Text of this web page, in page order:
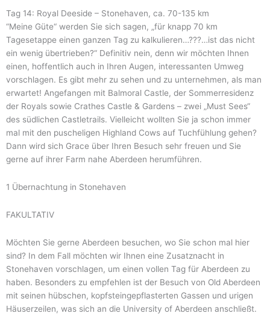
Tag 14: Royal Deeside – Stonehaven, ca. 70-135 km
“Meine Güte“ werden Sie sich sagen, „für knapp 70 km
Tagesetappe einen ganzen Tag zu kalkulieren…???…ist das nicht
ein wenig übertrieben?“ Definitiv nein, denn wir möchten Ihnen
einen, hoffentlich auch in Ihren Augen, interessanten Umweg
vorschlagen. Es gibt mehr zu sehen und zu unternehmen, als man
erwartet! Angefangen mit Balmoral Castle, der Sommerresidenz
der Royals sowie Crathes Castle & Gardens – zwei „Must Sees“
des südlichen Castletrails. Vielleicht wollten Sie ja schon immer
mal mit den puscheligen Highland Cows auf Tuchfühlung gehen?
Dann wird sich Grace über Ihren Besuch sehr freuen und Sie
gerne auf ihrer Farm nahe Aberdeen herumführen.
1 Übernachtung in Stonehaven
FAKULTATIV
Möchten Sie gerne Aberdeen besuchen, wo Sie schon mal hier
sind? In dem Fall möchten wir Ihnen eine Zusatznacht in
Stonehaven vorschlagen, um einen vollen Tag für Aberdeen zu
haben. Besonders zu empfehlen ist der Besuch von Old Aberdeen
mit seinen hübschen, kopfsteingepflasterten Gassen und urigen
Häuserzeilen, was sich an die University of Aberdeen anschließt.